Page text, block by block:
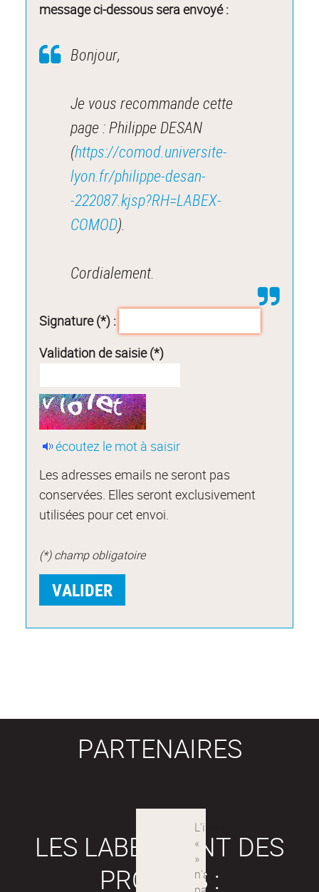
message ci-dessous sera envoyé :
Bonjour,
Je vous recommande cette
page : Philippe DESAN
(https://comod.universite-
lyon.fr/philippe-desan-
-222087.kjsp?RH=LABEX-
COMOD).
Cordialement.
Signature (*) :
Validation de saisie (*)
écoutez le mot à saisir
Les adresses emails ne seront pas
conservées. Elles seront exclusivement
utilisées pour cet envoi.
(*) champ obligatoire
PARTENAIRES
LES LABEX SONT DES
PROJETS :